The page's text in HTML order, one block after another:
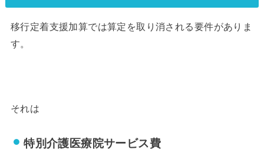
移行定着支援加算では算定を取り消される要件がありま
す。
それは
特別介護医療院サービス費